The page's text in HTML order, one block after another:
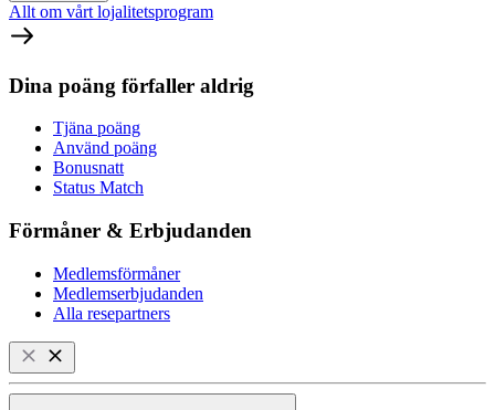
Allt om vårt lojalitetsprogram
Dina poäng förfaller aldrig
Tjäna poäng
Använd poäng
Bonusnatt
Status Match
Förmåner & Erbjudanden
Medlemsförmåner
Medlemserbjudanden
Alla resepartners